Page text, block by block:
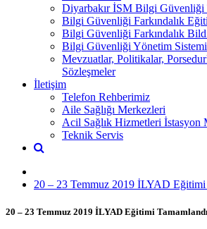
Diyarbakır İSM Bilgi Güvenliği
Bilgi Güvenliği Farkındalık
Bilgi Güvenliği Farkındalık
Bilgi Güvenliği Yönetim
Mevzuatlar, Politikalar,
Sözleşmeler
İletişim
Telefon Rehberimiz
Aile Sağlığı Merkezleri
Acil Sağlık Hizmetleri İstasyon
Teknik Servis
20 – 23 Temmuz 2019 İLYAD Eğitimi
20 – 23 Temmuz 2019 İLYAD Eğitimi Tamamlandı